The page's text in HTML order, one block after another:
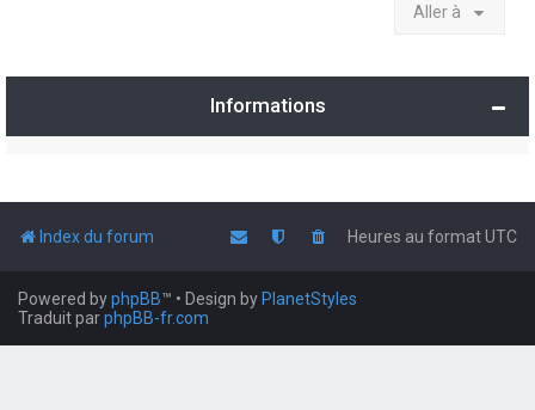
Aller à
Informations
Index du forum Heures au formatUTC
Powered byphpBB™ • Design by PlanetStyles
Traduit parphpBB-fr.com